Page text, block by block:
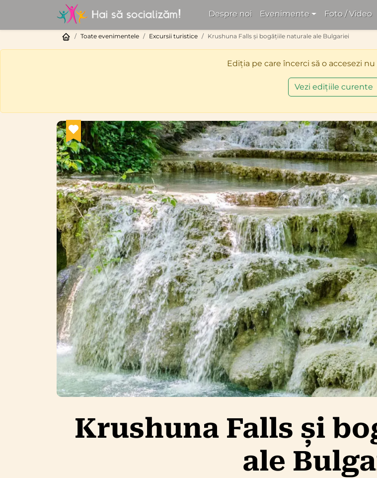
Despre noi Evenimente Foto / Video
Toate evenimentele Excursii turistice Krushuna Falls și bogățiile naturale ale Bulgariei
Ediția pe care încerci să o accesezi
Vezi edițiile curente
Krushuna Falls și
ale